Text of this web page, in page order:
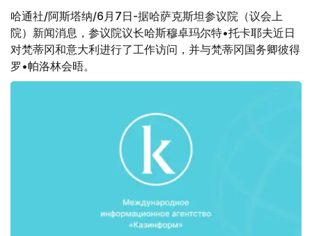
哈通社/阿斯塔纳/6月7日-据哈萨克斯坦参议院（议会上
院）新闻消息，参议院议长哈斯穆卓玛尔特•托卡耶夫近日
对梵蒂冈和意大利进行了工作访问，并与梵蒂冈国务卿彼得
罗•帕洛林会晤。